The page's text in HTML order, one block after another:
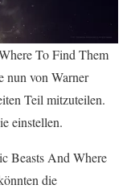
To Find Them
nun von Warner
Teil mitzuteilen.
einstellen.
Beasts And Where
die